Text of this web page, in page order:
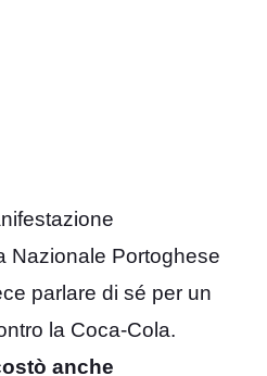
Nazionale Portoghese
parlare di sé per un
la Coca-Cola.
anche